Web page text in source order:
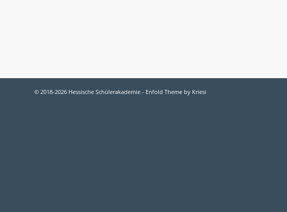
© 2018-2026 Hessische Schülerakademie - Enfold Theme by Kriesi